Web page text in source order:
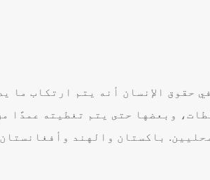
وبعضها حتى يتم تغطيته عمدًا
باكستان والهند